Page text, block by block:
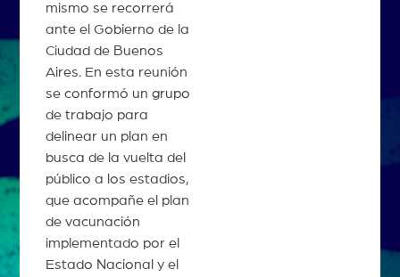
mismo se recorrerá
ante el Gobierno de la
Ciudad de Buenos
Aires. En esta reunión
se conformó un grupo
de trabajo para
delinear un plan en
busca de la vuelta del
público a los estadios,
que acompañe el plan
de vacunación
implementado por el
Estado Nacional y el